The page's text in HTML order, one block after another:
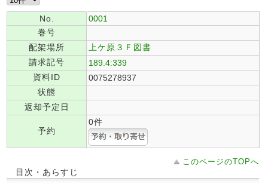
No.
0001
巻号
配架場所
上ケ原３Ｆ図書
請求記号
189.4:339
資料ID
0075278937
状態
返却予定日
予約
0件
このページのTOPへ
目次・あらすじ